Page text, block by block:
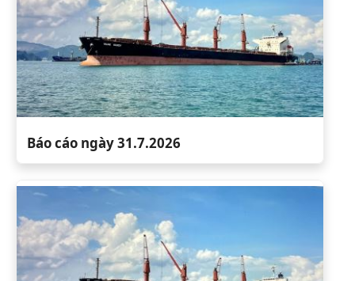
Báo cáo ngày 31.7.2026